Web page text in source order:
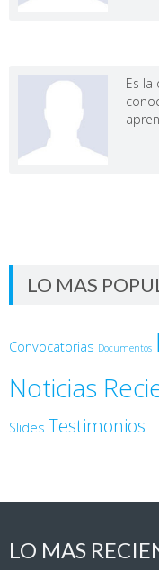
Es
LO MAS
Convocatorias Documentos
Noticias
Slides Testimonios
LO MAS